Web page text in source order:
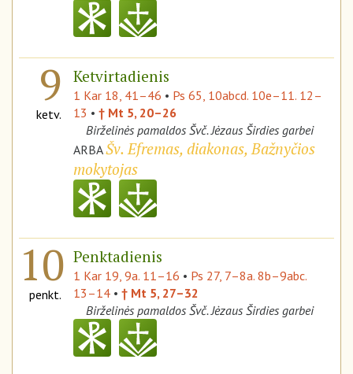
9
ketv.
Ketvirtadienis
1 Kar 18, 41–46 • Ps 65, 10abcd. 10e–11. 12–
13 • † Mt 5, 20–26
Birželinės pamaldos Švč. Jėzaus Širdies garbei
ARBAŠv. Efremas, diakonas, Bažnyčios
mokytojas
10
penkt.
Penktadienis
1 Kar 19, 9a. 11–16 • Ps 27, 7–8a. 8b–9abc.
13–14 • † Mt 5, 27–32
Birželinės pamaldos Švč. Jėzaus Širdies garbei